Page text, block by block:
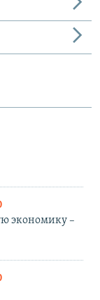
экономику –